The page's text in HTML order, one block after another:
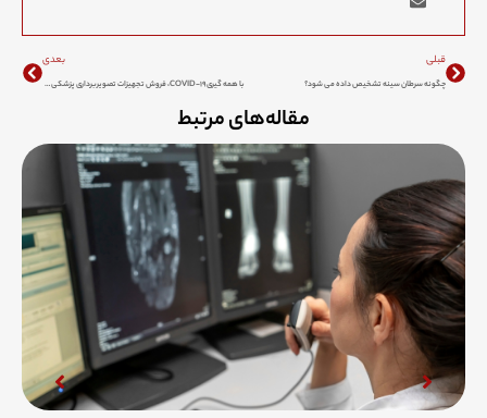
قبلی
چگونه سرطان سینه تشخیص داده می شود؟
بعدی
با همه گیری COVID-۱۹، فروش تجهیزات تصویربرداری پزشکی ۱۸% در جهان کاهش یافته است
مقاله‌های مرتبط